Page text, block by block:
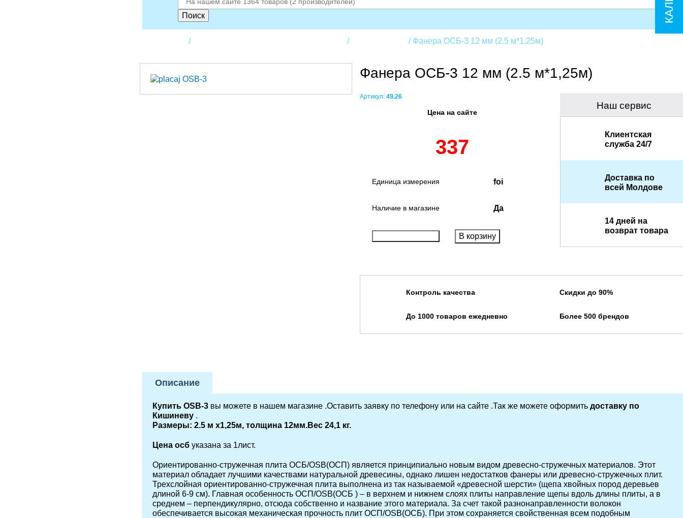
Поиск
Фанера ОСБ-3 12 мм (2.5 м*1,25м)
Фанера ОСБ-3 12 мм (2.5 м*1,25м)
Артикул: 49.26
Цена на сайте
337
Единица измерения foi
Наличие в магазине Да
В корзину
Наш сервис
Клиентская
служба 24/7
Доставка по
всей Молдове
14 дней на
возврат товара
Контроль качества Скидки до 90%
До 1000 товаров ежедневно Более 500 брендов
Описание
Купить OSB-3 вы можете в нашем магазине .Оставить заявку по телефону или на сайте .Так же можете оформить доставку по
Кишиневу .
Размеры: 2.5 м х1,25м, толщина 12мм.Вес 24,1 кг.
Цена осб указана за 1лист.
Ориентированно-стружечная плита ОСБ/OSB(ОСП) является принципиально новым видом древесно-стружечных материалов. Этот
материал обладает лучшими качествами натуральной древесины, однако лишен недостатков фанеры или древесно-стружечных плит.
Трехслойная ориентированно-стружечная плита выполнена из так называемой «древесной шерсти» (щепа хвойных пород деревьев
длиной 6-9 см). Главная особенность ОСП/OSB(ОСБ ) – в верхнем и нижнем слоях плиты направление щепы вдоль длины плиты, а в
среднем – перпендикулярно, отсюда собственно и название этого материала. За счет такой разнонаправленности волокон
обеспечивается высокая механическая прочность плит ОСП/OSB(ОСБ). При этом сохраняется свойственная всем подобным